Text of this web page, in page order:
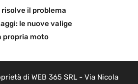
risolve il problema
le nuove valige
propria moto
di WEB 365 SRL - Via Nicola